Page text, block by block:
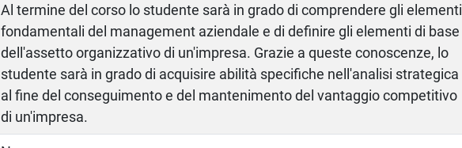
Al termine del corso lo studente sarà in grado di comprendere gli elementi
fondamentali del management aziendale e di definire gli elementi di base
dell'assetto organizzativo di un'impresa. Grazie a queste conoscenze, lo
studente sarà in grado di acquisire abilità specifiche nell'analisi strategica
al fine del conseguimento e del mantenimento del vantaggio competitivo
di un'impresa.